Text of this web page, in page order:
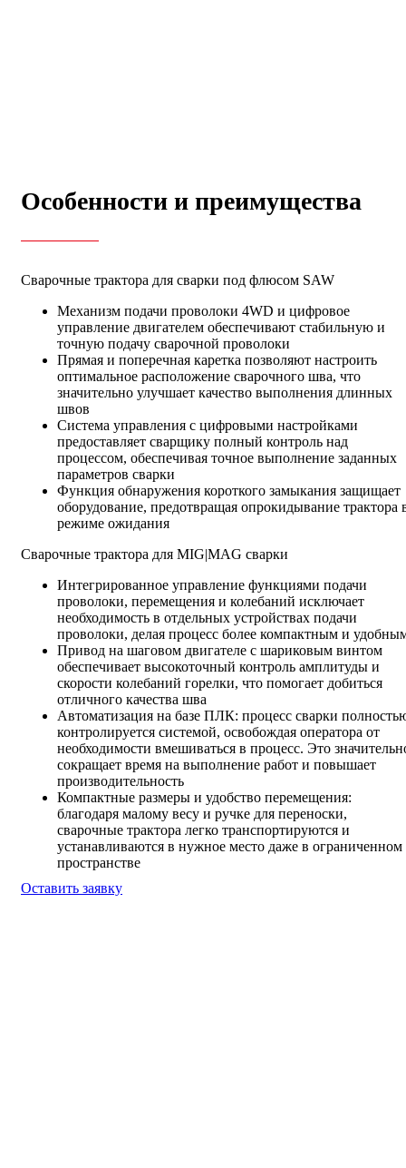
Особенности и преимущества
Сварочные трактора для сварки под флюсом SAW
Механизм подачи проволоки 4WD и цифровое
управление двигателем обеспечивают стабильную и
точную подачу сварочной проволоки
Прямая и поперечная каретка позволяют настроить
оптимальное расположение сварочного шва, что
значительно улучшает качество выполнения длинных
швов
Система управления с цифровыми настройками
предоставляет сварщику полный контроль над
процессом, обеспечивая точное выполнение заданных
параметров сварки
Функция обнаружения короткого замыкания защищает
оборудование, предотвращая опрокидывание трактора
режиме ожидания
Сварочные трактора для MIG|MAG сварки
Интегрированное управление функциями подачи
проволоки, перемещения и колебаний исключает
необходимость в отдельных устройствах подачи
проволоки, делая процесс более компактным и
Привод на шаговом двигателе с шариковым винтом
обеспечивает высокоточный контроль амплитуды и
скорости колебаний горелки, что помогает добиться
отличного качества шва
Автоматизация на базе ПЛК: процесс сварки
контролируется системой, освобождая оператора от
необходимости вмешиваться в процесс. Это
сокращает время на выполнение работ и повышает
производительность
Компактные размеры и удобство перемещения:
благодаря малому весу и ручке для переноски,
сварочные трактора легко транспортируются и
устанавливаются в нужное место даже в ограниченном
пространстве
Оставить заявку